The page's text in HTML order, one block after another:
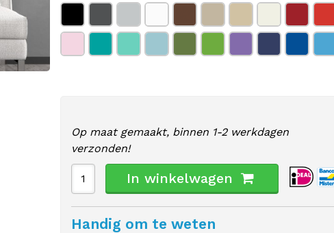
Op maat gemaakt, binnen 1-2 werkdagen
verzonden!
In winkelwagen
Handig om te weten